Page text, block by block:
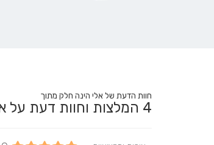
חוות הדעת של אלי הינה חלק מתוך
4 המלצות וחוות דעת על